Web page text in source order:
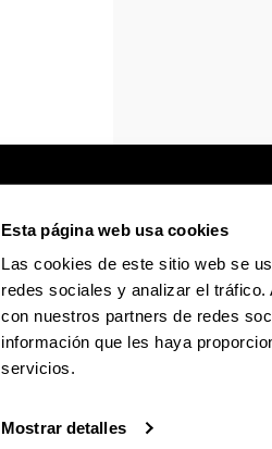
Esta página web usa cookies
Las cookies de este sitio web se
redes sociales y analizar el
con nuestros partners de redes
información que les haya
servicios.
Mostrar detalles